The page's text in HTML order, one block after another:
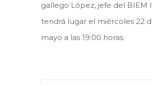
gallego López, jefe del BIEM
tendrá lugar el miércoles 22
mayo a las 19:00 horas.